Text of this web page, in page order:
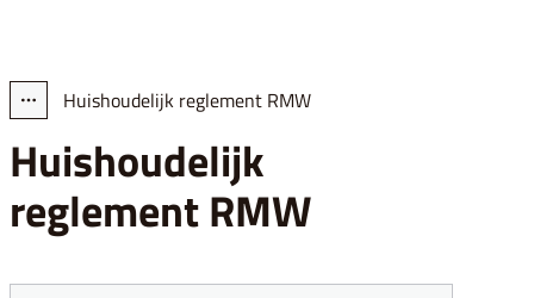
Toon alle broodkruimel items
Huishoudelijk reglement RMW
Huishoudelijk
reglement RMW